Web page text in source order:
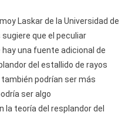
Laskar de la Universidad de
que el peculiar
una fuente adicional de
del estallido de rayos
podrían ser más
ser algo
teoría del resplandor del